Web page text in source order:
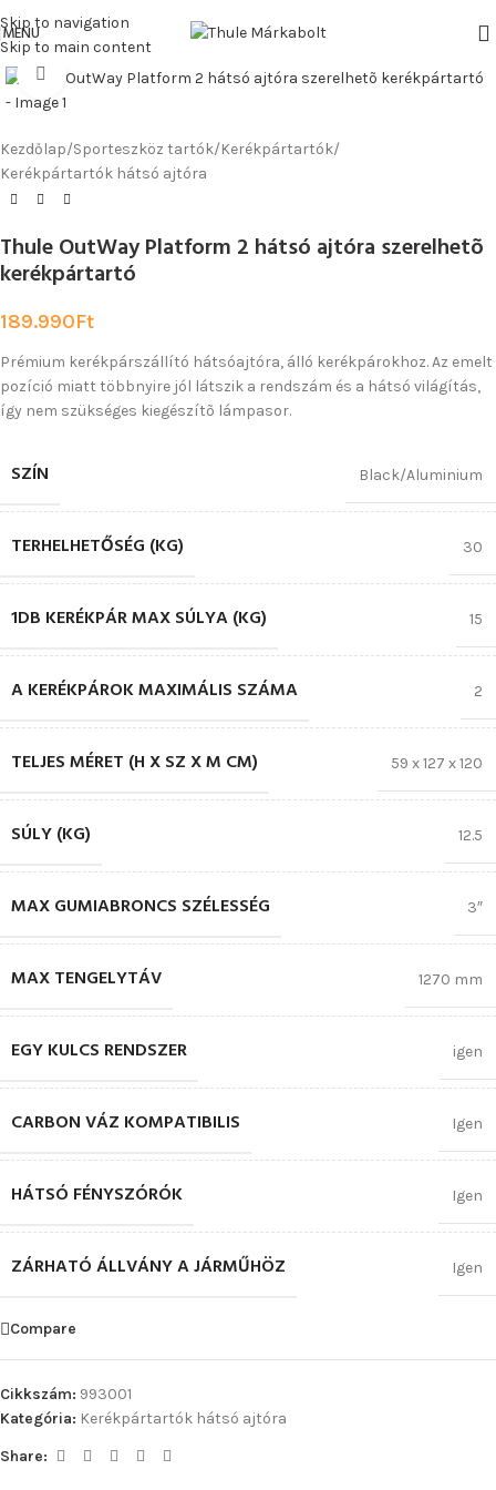
Skip to navigation
Skip to main content
MENU Watch video
Click to enlarge
Kezdőlap/Sporteszköz tartók/Kerékpártartók/
Kerékpártartók hátsó ajtóra
Thule OutWay Platform 2 hátsó ajtóra szerelhetõ
kerékpártartó
189.990Ft
Prémium kerékpárszállító hátsóajtóra, álló kerékpárokhoz. Az emelt
pozíció miatt többnyire jól látszik a rendszám és a hátsó világítás,
így nem szükséges kiegészítõ lámpasor.
SZÍN Black/Aluminium
TERHELHETŐSÉG (KG) 30
1DB KERÉKPÁR MAX SÚLYA (KG) 15
A KERÉKPÁROK MAXIMÁLIS SZÁMA 2
TELJES MÉRET (H X SZ X M CM) 59 x 127 x 120
SÚLY (KG) 12.5
MAX GUMIABRONCS SZÉLESSÉG 3″
MAX TENGELYTÁV 1270 mm
EGY KULCS RENDSZER igen
CARBON VÁZ KOMPATIBILIS Igen
HÁTSÓ FÉNYSZÓRÓK Igen
ZÁRHATÓ ÁLLVÁNY A JÁRMŰHÖZ Igen
Compare
Cikkszám: 993001
Kategória: Kerékpártartók hátsó ajtóra
Share: